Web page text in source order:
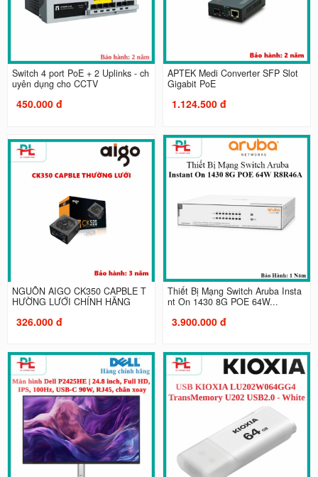
Switch 4 port PoE + 2 Uplinks - ch
uyên dụng cho CCTV
450.000 đ
APTEK Medi Converter SFP Slot
Gigabit PoE
1.124.500 đ
NGUỒN AIGO CK350 CAPBLE T
HƯỜNG LƯỚI CHÍNH HÃNG
326.000 đ
Thiết Bị Mạng Switch Aruba Insta
nt On 1430 8G POE 64W...
3.900.000 đ